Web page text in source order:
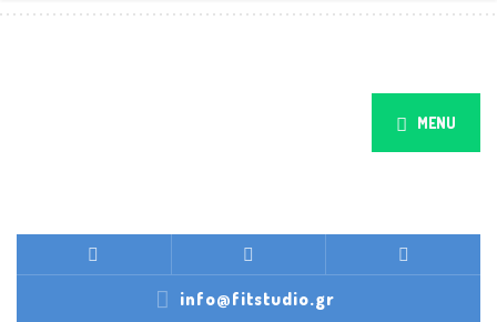
MENU
info@fitstudio.gr